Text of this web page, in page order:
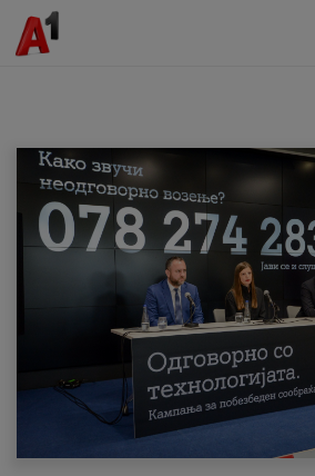
МК EN SQ
Деловни
Поддршка
Надополни кредит